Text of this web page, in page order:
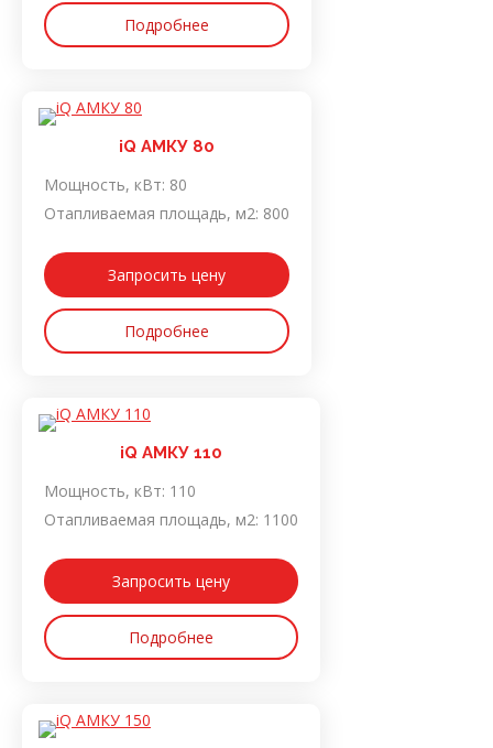
Подробнее
iQ АМКУ 80
Мощность, кВт: 80
Отапливаемая площадь, м2: 800
Запросить цену
Подробнее
iQ АМКУ 110
Мощность, кВт: 110
Отапливаемая площадь, м2: 1100
Запросить цену
Подробнее